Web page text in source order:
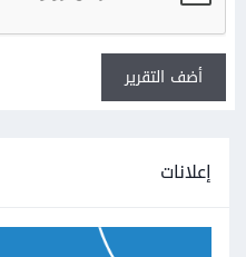
أضف التقرير
إعلانات